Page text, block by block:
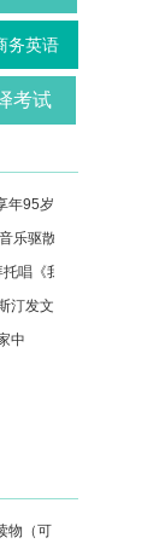
务英语
考试
95岁！
中